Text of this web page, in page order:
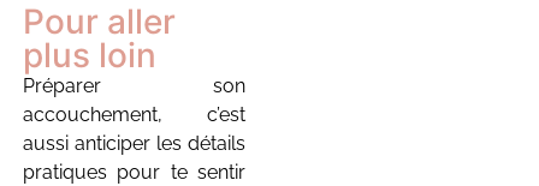
Pour aller
plus loin
Préparer son
accouchement, c’est
aussi anticiper les détails
pratiques pour te sentir